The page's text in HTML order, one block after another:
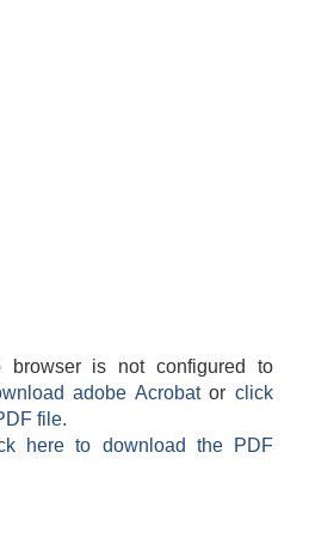
browser is not configured to
adobe Acrobatorclick
file.
here to download the PDF